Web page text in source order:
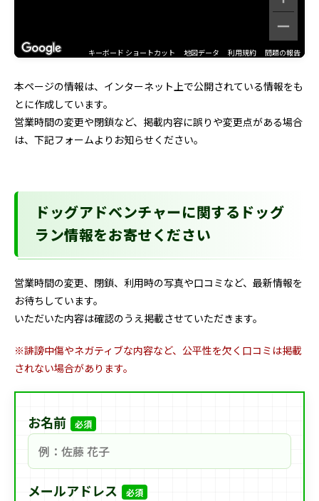
キーボード ショートカット 地図データ 利用規約 問題の報告
本ページの情報は、インターネット上で公開されている情報をも
とに作成しています。
営業時間の変更や閉鎖など、掲載内容に誤りや変更点がある場合
は、下記フォームよりお知らせください。
ドッグアドベンチャーに関するドッグ
ラン情報をお寄せください
営業時間の変更、閉鎖、利用時の写真や口コミなど、最新情報を
お待ちしています。
いただいた内容は確認のうえ掲載させていただきます。
※誹謗中傷やネガティブな内容など、公平性を欠く口コミは掲載
されない場合があります。
お名前 必須
メールアドレス 必須